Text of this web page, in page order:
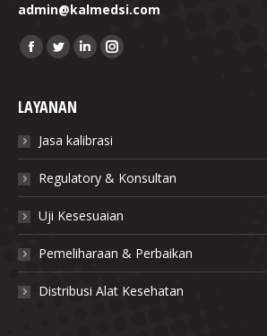
admin@kalmedsi.com
Find us on:
Facebook
TwitterLinkedinInstagram
LAYANAN
Jasa kalibrasi
Regulatory & Konsultan
Uji Kesesuaian
Pemeliharaan & Perbaikan
Distribusi Alat Kesehatan